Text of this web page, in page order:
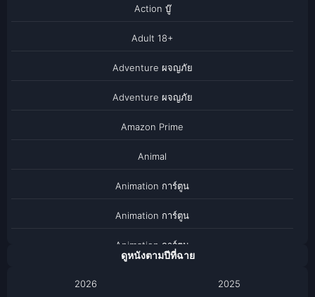
Action บู๊
Adult 18+
Adventure ผจญภัย
Adventure ผจญภัย
Amazon Prime
Animal
Animation การ์ตูน
Animation การ์ตูน
Animation การ์ตูน
ดูหนังตามปีที่ฉาย
2026
2025